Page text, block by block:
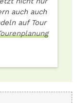
auch auch
auf Tour